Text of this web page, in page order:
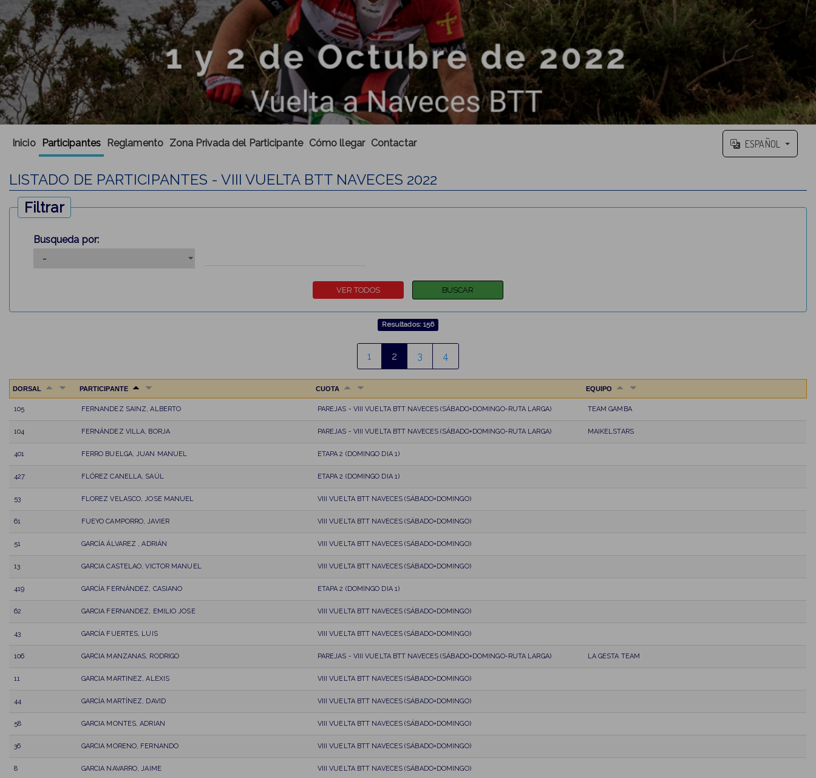
Inicio Participantes Reglamento Zona Privada del Participante Cómo llegar Contactar ESPAÑOL
LISTADO DE PARTICIPANTES - VIII VUELTA BTT NAVECES 2022
Filtrar
Busqueda por:
Resultados: 156
1 2 3 4
DORSAL PARTICIPANTE CUOTA EQUIPO
105 FERNANDEZ SAINZ, ALBERTO PAREJAS - VIII VUELTA BTT NAVECES (SÁBADO+DOMINGO-RUTA LARGA) TEAM GAMBA
104 FERNÁNDEZ VILLA, BORJA PAREJAS - VIII VUELTA BTT NAVECES (SÁBADO+DOMINGO-RUTA LARGA) MAIKELSTARS
401 FERRO BUELGA, JUAN MANUEL ETAPA 2 (DOMINGO DIA 1)
427 FLÓREZ CANELLA, SAÚL ETAPA 2 (DOMINGO DIA 1)
53 FLOREZ VELASCO, JOSE MANUEL VIII VUELTA BTT NAVECES (SÁBADO+DOMINGO)
61 FUEYO CAMPORRO, JAVIER VIII VUELTA BTT NAVECES (SÁBADO+DOMINGO)
51 GARCÍA ÁLVAREZ , ADRIÁN VIII VUELTA BTT NAVECES (SÁBADO+DOMINGO)
13 GARCIA CASTELAO, VICTOR MANUEL VIII VUELTA BTT NAVECES (SÁBADO+DOMINGO)
419 GARCÍA FERNÁNDEZ, CASIANO ETAPA 2 (DOMINGO DIA 1)
62 GARCIA FERNANDEZ, EMILIO JOSE VIII VUELTA BTT NAVECES (SÁBADO+DOMINGO)
43 GARCÍA FUERTES, LUIS VIII VUELTA BTT NAVECES (SÁBADO+DOMINGO)
106 GARCIA MANZANAS, RODRIGO PAREJAS - VIII VUELTA BTT NAVECES (SÁBADO+DOMINGO-RUTA LARGA) LA GESTA TEAM
11 GARCIA MARTINEZ, ALEXIS VIII VUELTA BTT NAVECES (SÁBADO+DOMINGO)
44 GARCÍA MARTÍNEZ, DAVID VIII VUELTA BTT NAVECES (SÁBADO+DOMINGO)
58 GARCIA MONTES, ADRIAN VIII VUELTA BTT NAVECES (SÁBADO+DOMINGO)
36 GARCIA MORENO, FERNANDO VIII VUELTA BTT NAVECES (SÁBADO+DOMINGO)
8 GARCIA NAVARRO, JAIME VIII VUELTA BTT NAVECES (SÁBADO+DOMINGO)